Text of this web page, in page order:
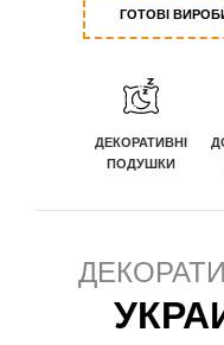
ГОТОВІ
ДЕКОРАТИВНІ
ПОДУШКИ